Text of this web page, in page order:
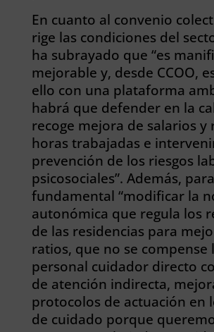
En cuanto al convenio
rige las condiciones del
ha subrayado que “es
mejorable y, desde CCOO,
ello con una plataforma
habrá que defender en la
recoge mejora de salarios y
horas trabajadas e
prevención de los riesgos
psicosociales”. Además,
fundamental “modificar la
autonómica que regula los
de las residencias para
ratios, que no se compense
personal cuidador directo
de atención indirecta,
protocolos de actuación en
de cuidado porque